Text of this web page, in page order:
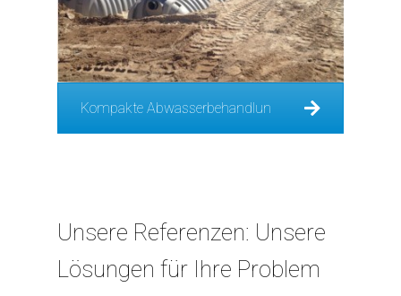
Kompakte Abwasserbehandlun
Unsere Referenzen: Unsere
Lösungen für Ihre Problem